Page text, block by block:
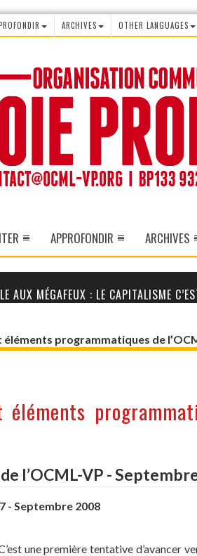
ARCHIVES OTHER LANGUAGES
APPROFONDIR ARCHIVES
AUX MÉGAFEUX : LE CAPITALISME
éléments programmatiques de
l’OCML-VP -
- Septembre 2008
une première tentative d’avancer